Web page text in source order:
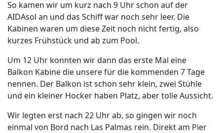
So kamen wir um kurz nach 9 Uhr schon auf der
AIDAsol an und das Schiff war noch sehr leer. Die
Kabinen waren um diese Zeit noch nicht fertig, also
kurzes Frühstück und ab zum Pool.
Um 12 Uhr konnten wir dann das erste Mal eine
Balkon Kabine die unsere für die kommenden 7 Tage
nennen. Der Balkon ist schon sehr klein, zwei Stühle
und ein kleiner Hocker haben Platz, aber tolle Aussicht.
Wir legten erst nach 22 Uhr ab, so gingen wir noch
einmal von Bord nach Las Palmas rein. Direkt am Pier